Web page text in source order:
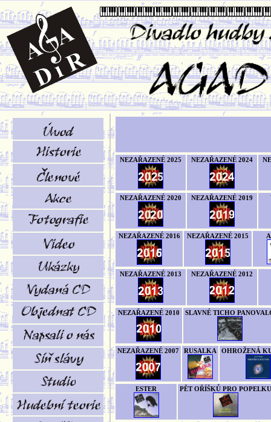
NEZAŘAZENÉ 2025 NEZAŘAZENÉ 2024
NEZAŘAZENÉ 2020 NEZAŘAZENÉ 2019
NEZAŘAZENÉ 2016 NEZAŘAZENÉ 2015
NEZAŘAZENÉ 2013 NEZAŘAZENÉ 2012
NEZAŘAZENÉ 2010 SLAVNÉ TICHO
NEZAŘAZENÉ 2007 RUSALKA OHROŽENÁ
ESTER PĚT OŘÍŠKŮ PRO POPELKU